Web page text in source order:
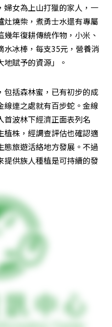
婦女為上山打獵的家人，一
灶燒柴，煮勇士水還有專屬
年復耕傳統作物，小米、
冰棒，每支35元，營養消
賦予的資源」。
包括森林蜜，已有初步的成
連之處就有百步蛇。金線
首波林下經濟正面表列名
植株，經調查評估也確認適
態旅遊活絡地方發展。不過
提供族人種植是可持續的發